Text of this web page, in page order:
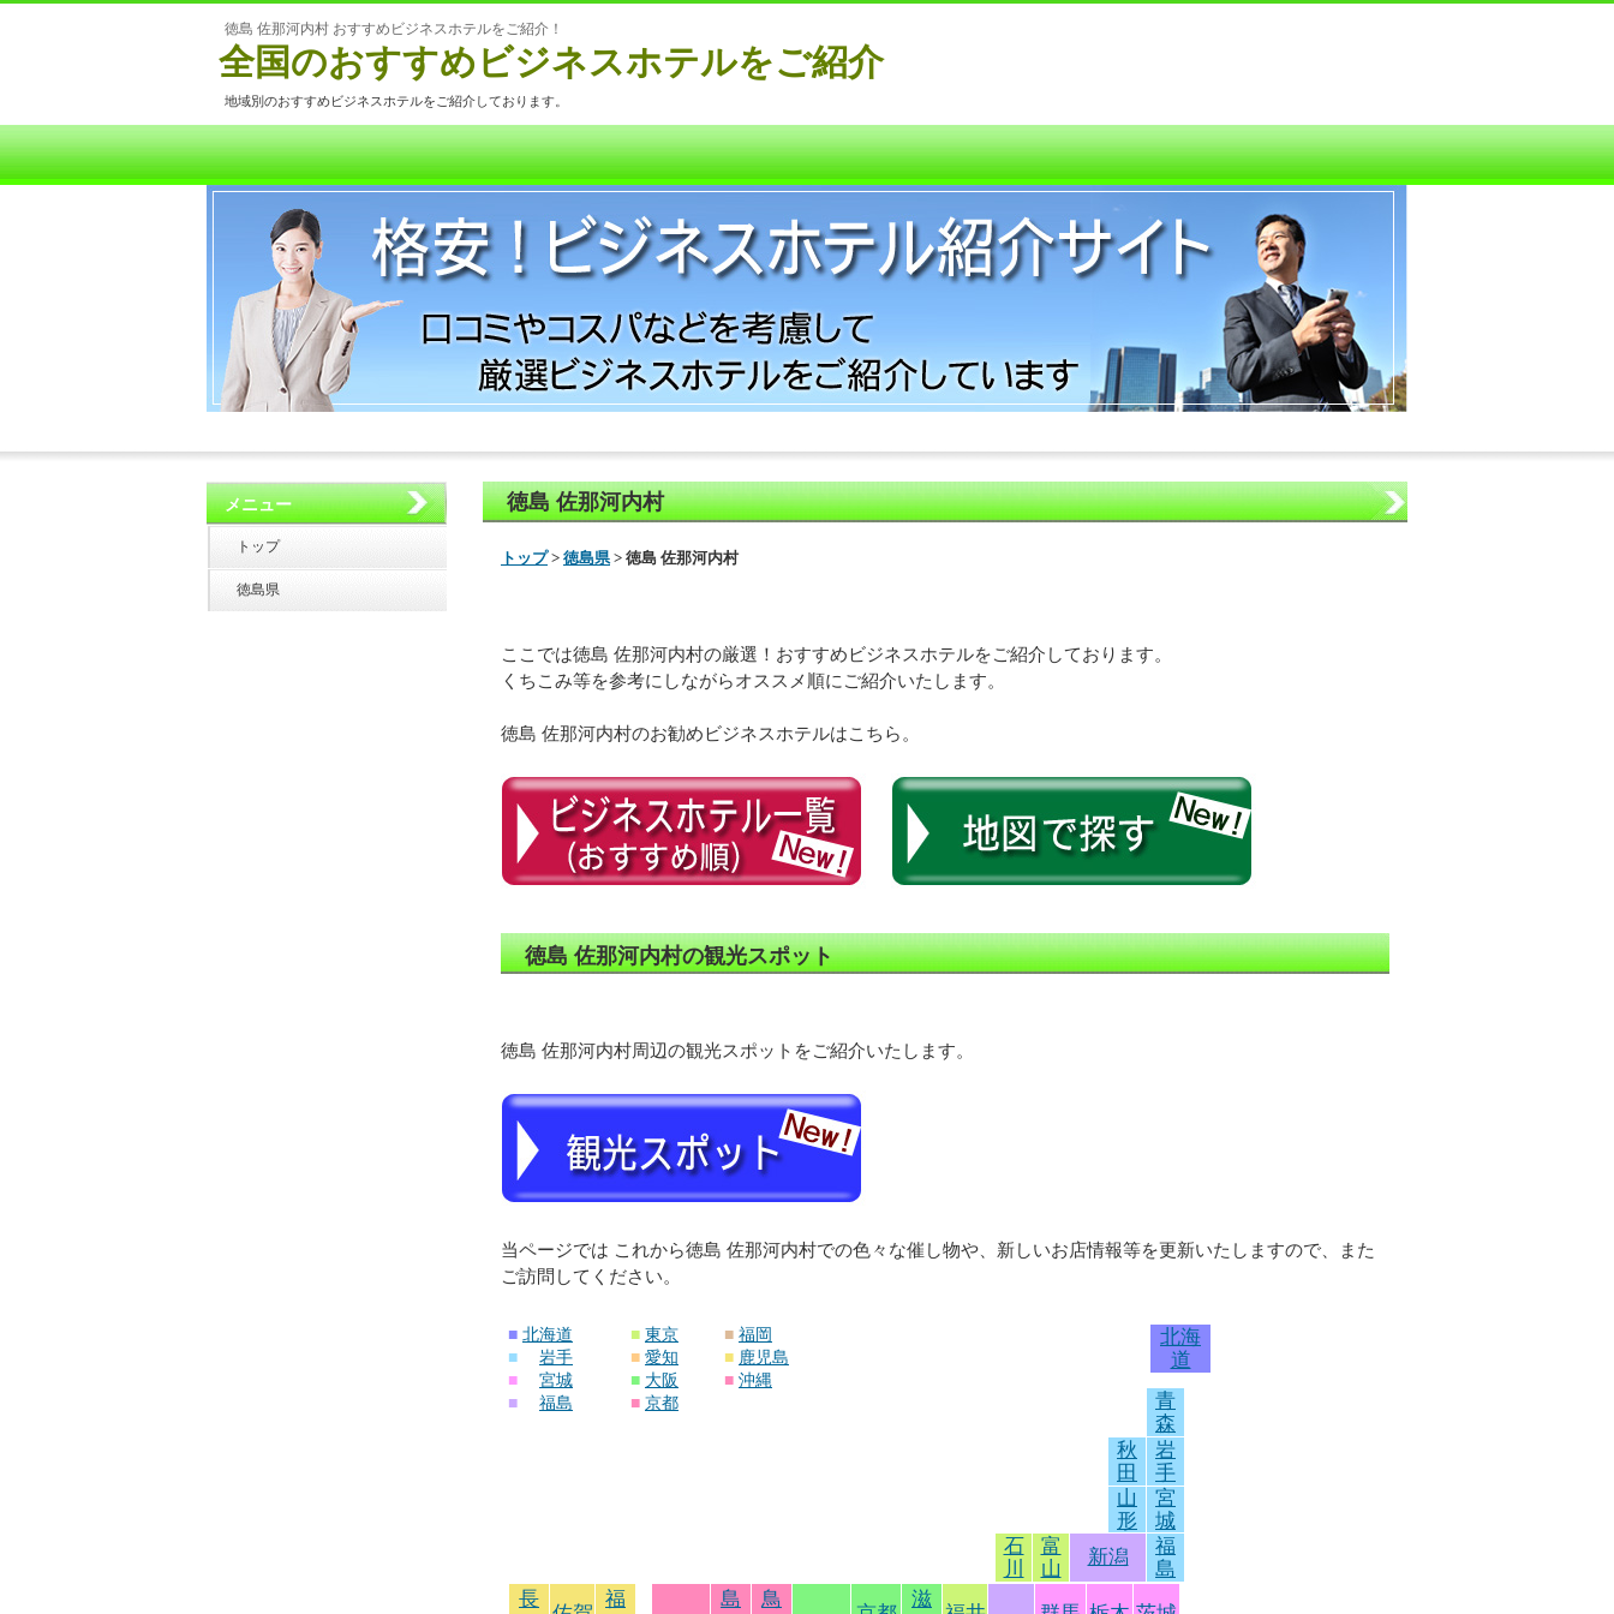
徳島 佐那河内村 おすすめビジネスホテルをご紹介！
全国のおすすめビジネスホテルをご紹介
地域別のおすすめビジネスホテルをご紹介しております。
徳島 佐那河内村
トップ> 徳島県> 徳島 佐那河内村
ここでは徳島 佐那河内村の厳選！おすすめビジネスホテルをご紹介しております。
くちこみ等を参考にしながらオススメ順にご紹介いたします。
徳島 佐那河内村のお勧めビジネスホテルはこちら。
徳島 佐那河内村の観光スポット
徳島 佐那河内村周辺の観光スポットをご紹介いたします。
当ページでは これから徳島 佐那河内村での色々な催し物や、新しいお店情報等を更新いたしますので、また
ご訪問してください。
■ 北海道
■
岩手
■
宮城
■
福島
■ 東京
■ 愛知
■ 大阪
■ 京都
■ 福岡
■ 鹿児島
■ 沖縄
北海
道
青
森
秋
田
岩
手
山
形
宮
城
石
川
富
山
新潟
福
島
長
福 島 鳥 滋
メニュー
トップ
徳島県